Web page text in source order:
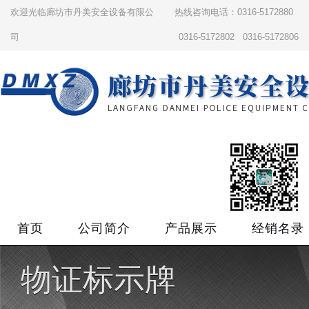
欢迎光临廊坊市丹美安全设备有限公
司
热线咨询电话：0316-5172880
0316-5172802 0316-5172806
首页 公司简介 产品展示 经销名录
物证标示牌